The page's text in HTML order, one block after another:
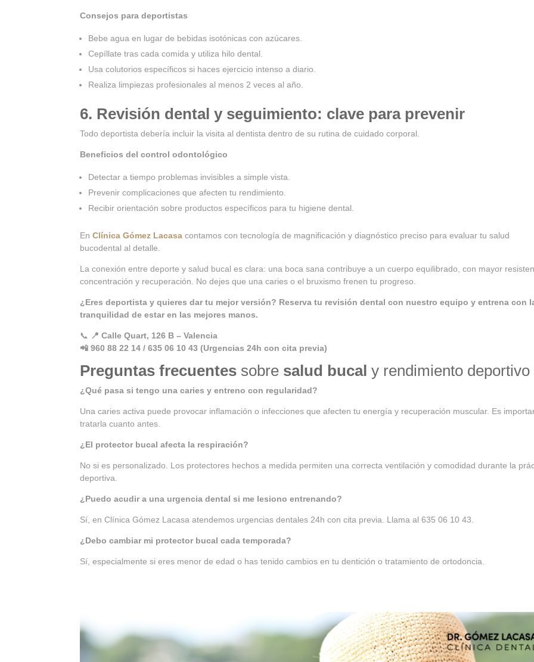
Consejos para deportistas
Bebe agua en lugar de bebidas isotónicas con azúcares.
Cepíllate tras cada comida y utiliza hilo dental.
Usa colutorios específicos si haces ejercicio intenso a diario.
Realiza limpiezas profesionales al menos 2 veces al año.
6. Revisión dental y seguimiento: clave para prevenir
Todo deportista debería incluir la visita al dentista dentro de su rutina de cuidado corporal.
Beneficios del control odontológico
Detectar a tiempo problemas invisibles a simple vista.
Prevenir complicaciones que afecten tu rendimiento.
Recibir orientación sobre productos específicos para tu higiene dental.
EnClínica Gómez Lacasa contamos con tecnología de magnificación y diagnóstico preciso para evaluar tu salud
bucodental al detalle.
La conexión entre deporte y salud bucal es clara: una boca sana contribuye a un cuerpo equilibrado, con mayor
concentración y recuperación. No dejes que una caries o el bruxismo frenen tu progreso.
¿Eres deportista y quieres dar tu mejor versión? Reserva tu revisión dental con nuestro equipo y entrena con
tranquilidad de estar en las mejores manos.
📞 📍 Calle Quart, 126 B – Valencia
📲 960 88 22 14 / 635 06 10 43 (Urgencias 24h con cita previa)
Preguntas frecuentes sobre salud bucaly rendimiento deportivo
¿Qué pasa si tengo una caries y entreno con regularidad?
Una caries activa puede provocar inflamación o infecciones que afecten tu energía y recuperación muscular. Es
tratarla cuanto antes.
¿El protector bucal afecta la respiración?
No si es personalizado. Los protectores hechos a medida permiten una correcta ventilación y comodidad durante la
deportiva.
¿Puedo acudir a una urgencia dental si me lesiono entrenando?
Sí, en Clínica Gómez Lacasa atendemos urgencias dentales 24h con cita previa. Llama al 635 06 10 43.
¿Debo cambiar mi protector bucal cada temporada?
Sí, especialmente si eres menor de edad o has tenido cambios en tu dentición o tratamiento de ortodoncia.